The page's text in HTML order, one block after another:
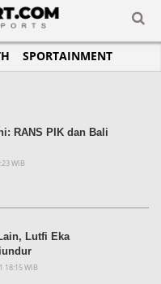
SPORTAINMENT
RANS PIK dan Bali
WIB
Lutfi Eka
18:15 WIB